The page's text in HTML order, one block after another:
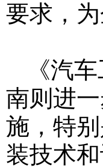
要求，
《汽
南则进
施，特
装技术